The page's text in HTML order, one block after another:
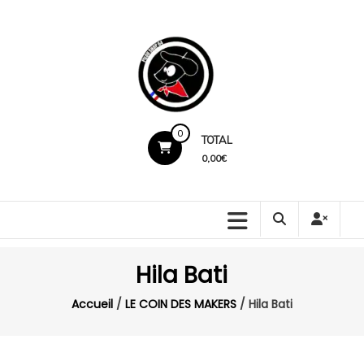
0
TOTAL
0,00€
Hila Bati
Accueil/ LE COIN DES MAKERS/ Hila Bati